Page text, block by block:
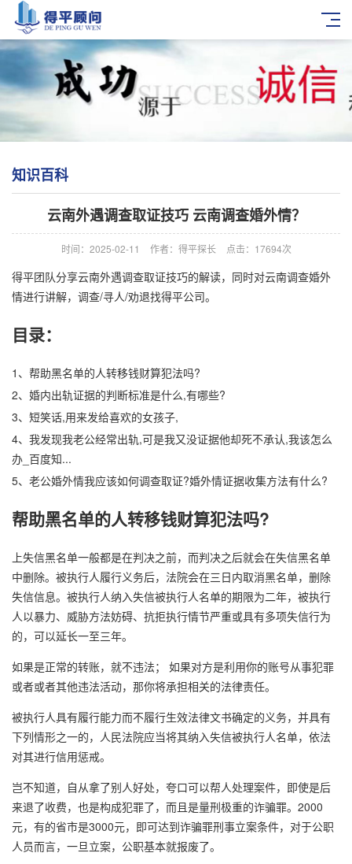
知识百科
云南外遇调查取证技巧 云南调查婚外情？
时间：2025-02-11 作者：得平探长 点击：17694次
得平团队分享云南外遇调查取证技巧的解读，同时对云南调查婚外
情进行讲解，调查/寻人/劝退找得平公司。
目录：
1、 帮助黑名单的人转移钱财算犯法吗?
2、 婚内出轨证据的判断标准是什么,有哪些?
3、 短笑话,用来发给喜欢的女孩子,
4、 我发现我老公经常出轨,可是我又没证据他却死不承认,我该怎么
办_百度知...
5、 老公婚外情我应该如何调查取证?婚外情证据收集方法有什么?
帮助黑名单的人转移钱财算犯法吗?
上失信黑名单一般都是在判决之前，而判决之后就会在失信黑名单
中删除。被执行人履行义务后，法院会在三日内取消黑名单，删除
失信信息。被执行人纳入失信被执行人名单的期限为二年，被执行
人以暴力、威胁方法妨碍、抗拒执行情节严重或具有多项失信行为
的，可以延长一至三年。
如果是正常的转账，就不违法； 如果对方是利用你的账号从事犯罪
或者或者其他违法活动，那你将承担相关的法律责任。
被执行人具有履行能力而不履行生效法律文书确定的义务，并具有
下列情形之一的，人民法院应当将其纳入失信被执行人名单，依法
对其进行信用惩戒。
岂不知道，自从拿了别人好处，夸口可以帮人处理案件，即使是后
来退了收费，也是构成犯罪了，而且是量刑极重的诈骗罪。2000
元，有的省市是3000元，即可达到诈骗罪刑事立案条件，对于公职
人员而言，一旦立案，公职基本就报废了。